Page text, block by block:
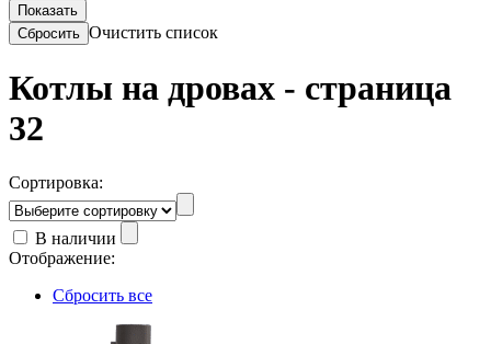
Очистить список
Котлы на дровах - страница
32
Сортировка:
В наличии
Отображение:
Сбросить все